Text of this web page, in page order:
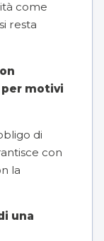
come
resta
motivi
di
con
la
una